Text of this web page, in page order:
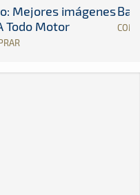
Mejores imágenes
Todo Motor